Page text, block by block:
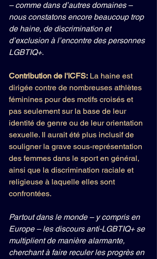
– comme dans d’autres domaines –
nous constatons encore beaucoup trop
de haine, de discrimination et
d’exclusion à l’encontre des personnes
LGBTIQ+.
Contribution de l'ICFS: La haine est
dirigée contre de nombreuses athlètes
féminines pour des motifs croisés et
pas seulement sur la base de leur
identité de genre ou de leur orientation
sexuelle. Il aurait été plus inclusif de
souligner la grave sous-représentation
des femmes dans le sport en général,
ainsi que la discrimination raciale et
religieuse à laquelle elles sont
confrontées.
Partout dans le monde – y compris en
Europe – les discours anti-LGBTIQ+ se
multiplient de manière alarmante,
cherchant à faire reculer les progrès en